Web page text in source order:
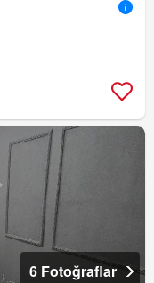
6 Fotoğraflar